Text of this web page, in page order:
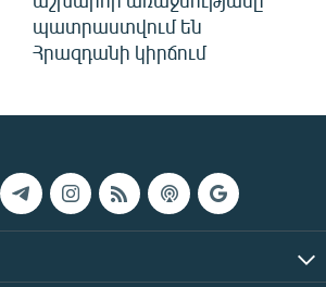
պատրաստվում են
Հրազդանի կիրճում